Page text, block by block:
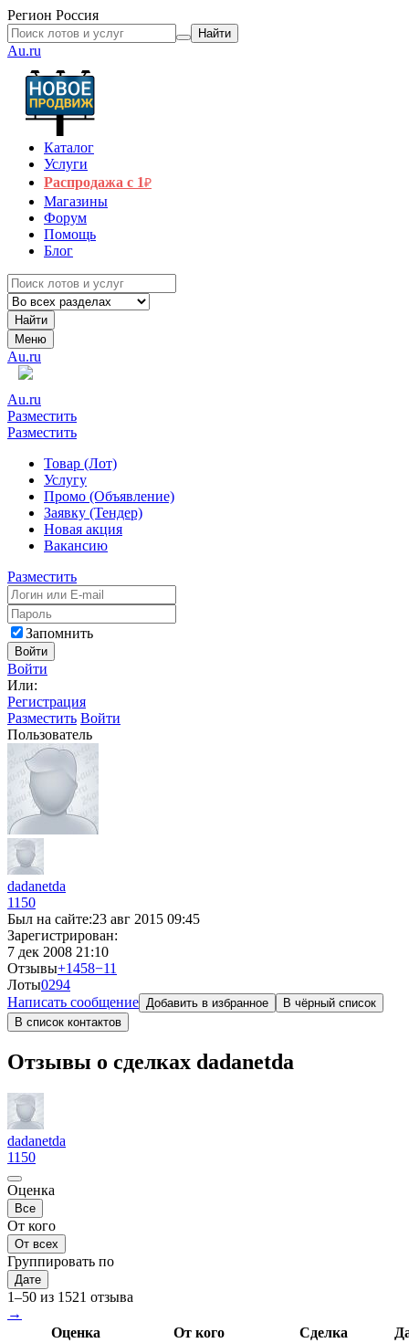
Регион Россия
Найти
Au.ru
Каталог
Услуги
Распродажа с 1₽
Магазины
Форум
Помощь
Блог
Найти
Меню
Au.ru
Au.ru
Разместить
Разместить
Товар (Лот)
Услугу
Промо (Объявление)
Заявку (Тендер)
Новая акция
Вакансию
Разместить
Запомнить
Войти
Войти
Или:
Регистрация
Разместить Войти
Пользователь
dadanetda
1150
Был на сайте:23 авг 2015 09:45
Зарегистрирован:
7 дек 2008 21:10
Отзывы+1458−11
Лоты0294
Написать сообщение Добавить в избранное
В чёрный список
В список контактов
Отзывы о сделках dadanetda
dadanetda
1150
Оценка
Все
От кого
От всех
Группировать по
Дате
1–50 из 1521 отзыва
→
Оценка
От кого Сделка